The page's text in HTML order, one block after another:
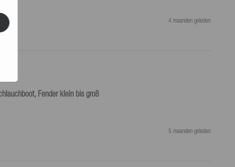
4 maanden geleden
Fender klein bis groß
5 maanden geleden